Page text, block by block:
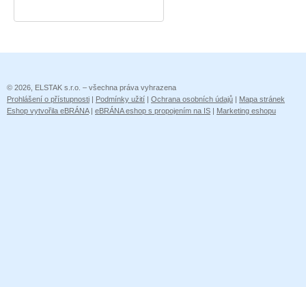
© 2026, ELSTAK s.r.o. – všechna práva vyhrazena
Prohlášení o přístupnosti | Podmínky užití | Ochrana osobních údajů | Mapa stránek
Eshop vytvořila eBRÁNA| eBRÁNA eshop s propojením na IS | Marketing eshopu